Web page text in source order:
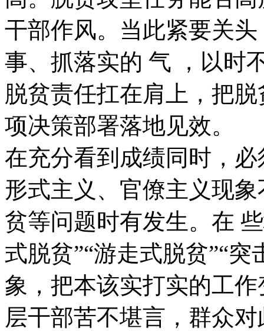
干部作风。当此紧要关
事、抓落实的 气 ，以时
脱贫责任扛在肩上，把
项决策部署落地见效。
在充分看到成绩同时，
形式主义、官僚主义现
贫等问题时有发生。在
式脱贫”“游走式脱贫”“
象，把本该实打实的工
层干部苦不堪言，群众